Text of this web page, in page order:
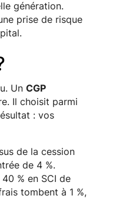
génération.
prise de risque
Un CGP
Il choisit parmi
: vos
de la cession
de 4 %.
% en SCI de
tombent à 1 %,